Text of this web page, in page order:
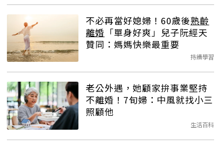
不必再當好媳婦！60歲後熟齡
離婚 「單身好爽」兒子阮經天
贊同：媽媽快樂最重要
持續學習
老公外遇，她顧家拚事業堅持
不離婚！7旬婦：中風就找小三
照顧他
生活百科